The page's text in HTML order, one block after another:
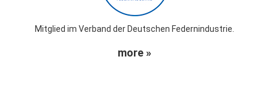
Mitglied im Verband der Deutschen Federnindustrie.
more »